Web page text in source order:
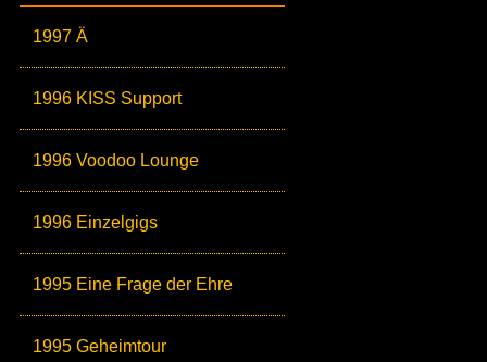
1997 Ä
1996 KISS Support
1996 Voodoo Lounge
1996 Einzelgigs
1995 Eine Frage der Ehre
1995 Geheimtour